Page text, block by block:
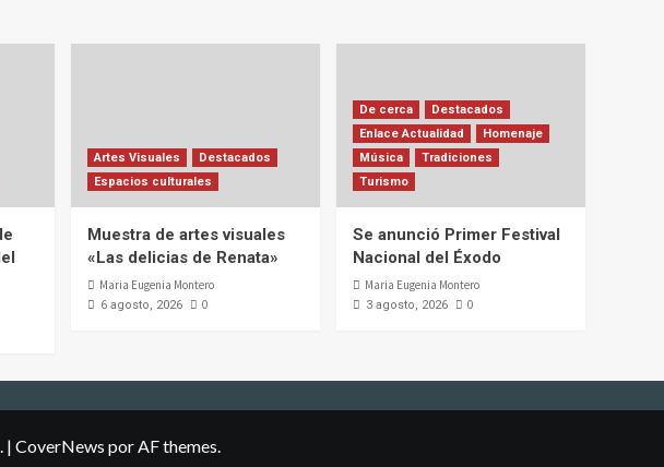
Artes Visuales
Destacados
Espacios culturales
Muestra de artes visuales
«Las delicias de Renata»
Maria Eugenia Montero
6 agosto, 2026 0
De cerca
Destacados
Enlace Actualidad
Homenaje
Música
Tradiciones
Turismo
Se anunció Primer Festival
Nacional del Éxodo
Maria Eugenia Montero
3 agosto, 2026 0
| CoverNews por AF themes.